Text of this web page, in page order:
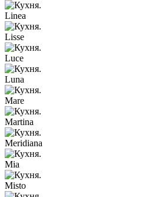
Linea
Lisse
Luce
Luna
Mare
Martina
Meridiana
Mia
Misto